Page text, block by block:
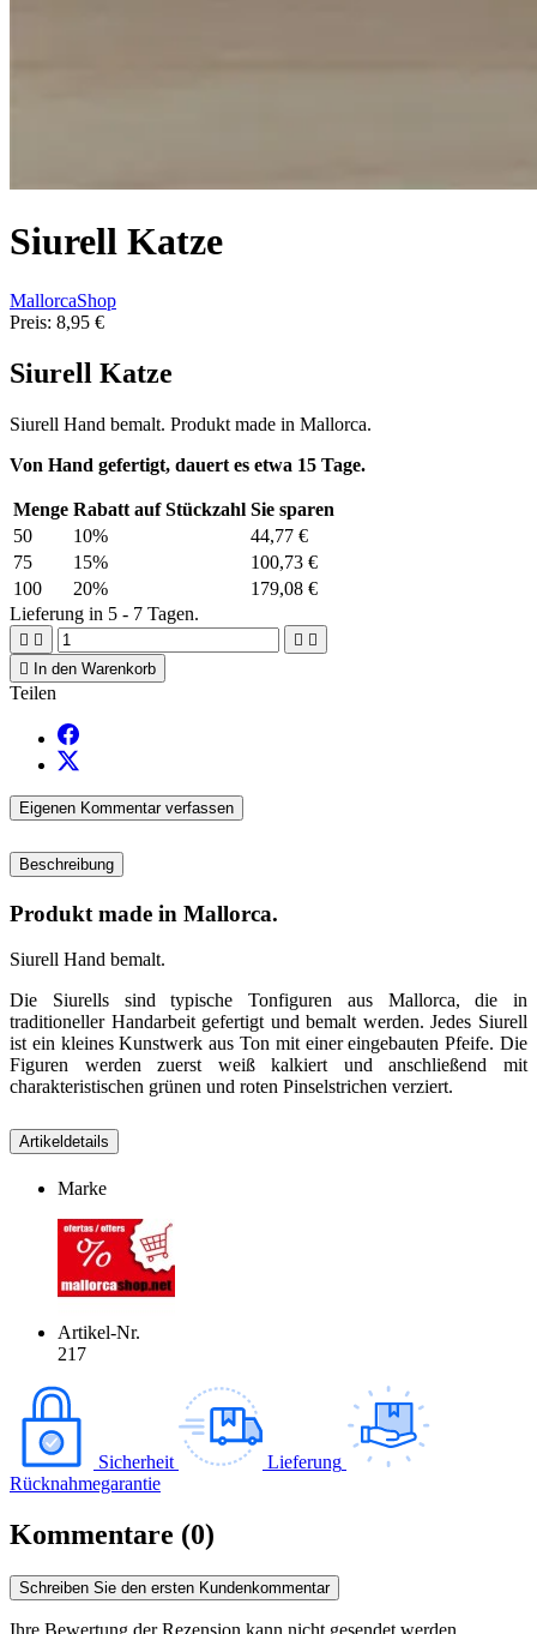
Siurell Katze
MallorcaShop
Preis: 8,95 €
Siurell Katze
Siurell Hand bemalt. Produkt made in Mallorca.
Von Hand gefertigt, dauert es etwa 15 Tage.
Menge Rabatt auf Stückzahl Sie sparen
50
10%
44,77 €
75
15%
100,73 €
100
20%
179,08 €
Lieferung in 5 - 7 Tagen.
   
 In den Warenkorb
Teilen
Eigenen Kommentar verfassen
Beschreibung
Produkt made in Mallorca.
Siurell Hand bemalt.
Die Siurells sind typische Tonfiguren aus Mallorca, die in
traditioneller Handarbeit gefertigt und bemalt werden. Jedes Siurell
ist ein kleines Kunstwerk aus Ton mit einer eingebauten Pfeife. Die
Figuren werden zuerst weiß kalkiert und anschließend mit
charakteristischen grünen und roten Pinselstrichen verziert.
Artikeldetails
Marke
Artikel-Nr.
217
Sicherheit
Lieferung
Rücknahmegarantie
Kommentare (0)
Schreiben Sie den ersten Kundenkommentar
Ihre Bewertung der Rezension kann nicht gesendet werden